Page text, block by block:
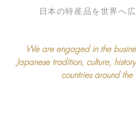
日本の特産品を世界へ広
We are engaged in the
Japanese tradition, culture,
countries around